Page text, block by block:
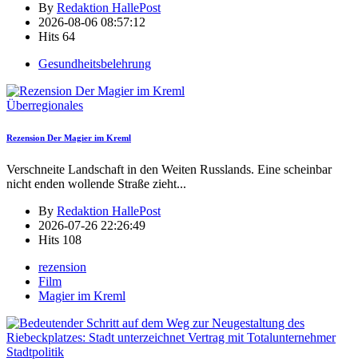
By Redaktion HallePost
2026-08-06 08:57:12
Hits 64
Gesundheitsbelehrung
Überregionales
Rezension Der Magier im Kreml
Verschneite Landschaft in den Weiten Russlands. Eine scheinbar
nicht enden wollende Straße zieht...
By Redaktion HallePost
2026-07-26 22:26:49
Hits 108
rezension
Film
Magier im Kreml
Stadtpolitik